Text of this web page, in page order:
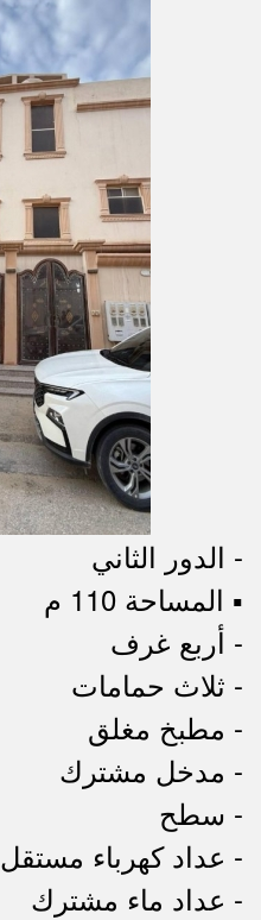
- الدور الثاني
▪︎ المساحة 110 م
- أربع غرف
- ثلاث حمامات
- مطبخ مغلق
- مدخل مشترك
- سطح
- عداد كهرباء مستقل
- عداد ماء مشترك